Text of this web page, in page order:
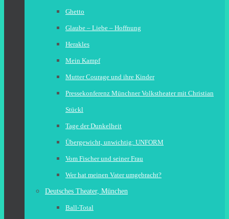
Ghetto
Glaube – Liebe – Hoffnung
Herakles
Mein Kampf
Mutter Courage und ihre Kinder
Pressekonferenz Münchner Volkstheater mit Christian
Stückl
Tage der Dunkelheit
Übergewicht, unwichtig: UNFORM
Vom Fischer und seiner Frau
Wer hat meinen Vater umgebracht?
Deutsches Theater, München
Ball-Total